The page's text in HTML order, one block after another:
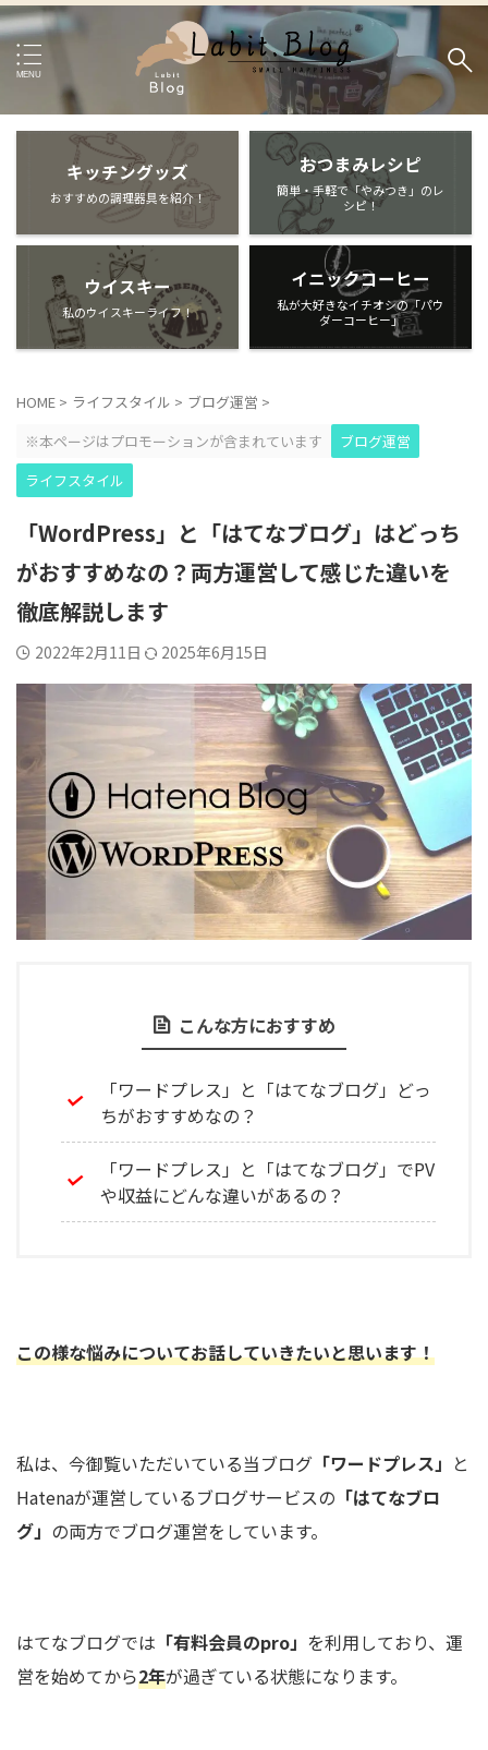
キッチングッズ
おすすめの調理器具を紹介！
おつまみレシピ
簡単・手軽で「やみつき」のレ
シピ！
ウイスキー
私のウイスキーライフ！
イニックコーヒー
私が大好きなイチオシの「パウ
ダーコーヒー」
HOME > ライフスタイル > ブログ運営 >
※本ページはプロモーションが含まれています
ブログ運営
ライフスタイル
「WordPress」と「はてなブログ」はどっち
がおすすめなの？両方運営して感じた違いを
徹底解説します
2022年2月11日 2025年6月15日
こんな方におすすめ
「ワードプレス」と「はてなブログ」どっ
ちがおすすめなの？
「ワードプレス」と「はてなブログ」でPV
や収益にどんな違いがあるの？
この様な悩みについてお話していきたいと思います！
私は、今御覧いただいている当ブログ 「ワードプレス」 と
Hatenaが運営しているブログサービスの 「はてなブロ
グ」 の両方でブログ運営をしています。
はてなブログでは 「有料会員のpro」 を利用しており、運
営を始めてから2年が過ぎている状態になります。